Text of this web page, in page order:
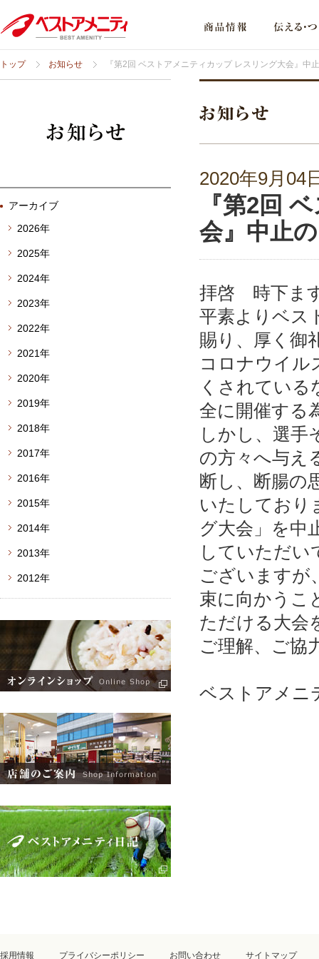
トップ お知らせ 『第2回 ベストアメニティカップ レスリング大会』中
2020年9月04
『第2回
会』中止
拝啓 時下ま
平素よりベス
賜り、厚く御
コロナウイル
くされている
全に開催する
しかし、選手
の方々へ与え
断し、断腸の
いたしており
グ大会」を中
していただい
ございますが
束に向かうこ
ただける大会
ご理解、ご協
ベストアメ
アーカイブ
2026年
2025年
2024年
2023年
2022年
2021年
2020年
2019年
2018年
2017年
2016年
2015年
2014年
2013年
2012年
採用情報 プライバシーポリシー お問い合わせ サイトマップ